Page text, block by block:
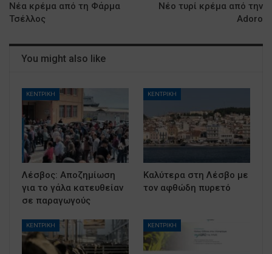
Νέα κρέμα από τη Φάρμα
Τσέλλος
Νέο τυρί κρέμα από την
Adoro
You might also like
ΚΕΝΤΡΙΚΗ
Λέσβος: Αποζημίωση
για το γάλα κατευθείαν
σε παραγωγούς
ΚΕΝΤΡΙΚΗ
Καλύτερα στη Λέσβο με
τον αφθώδη πυρετό
ΚΕΝΤΡΙΚΗ ΚΕΝΤΡΙΚΗ